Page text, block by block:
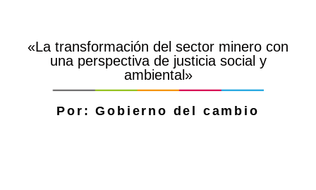
«La transformación del sector minero con
una perspectiva de justicia social y
ambiental»
Por: Gobierno del cambio